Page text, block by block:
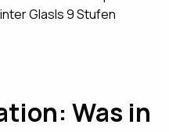
Glasls 9 Stufen
Was in